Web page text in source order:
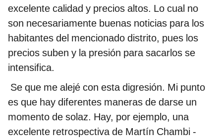
excelente calidad y precios altos. Lo cual no
son necesariamente buenas noticias para los
habitantes del mencionado distrito, pues los
precios suben y la presión para sacarlos se
intensifica.
Se que me alejé con esta digresión. Mi punto
es que hay diferentes maneras de darse un
momento de solaz. Hay, por ejemplo, una
excelente retrospectiva de Martín Chambi -